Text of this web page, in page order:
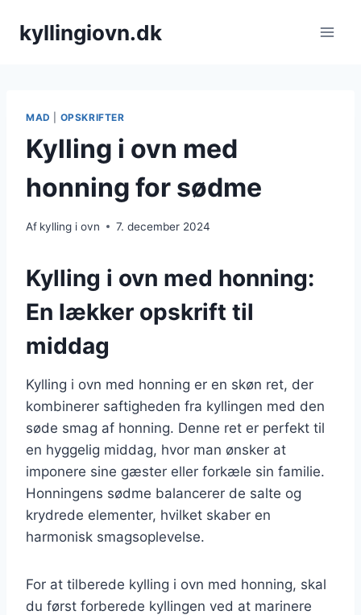
kyllingiovn.dk
MAD OPSKRIFTER
Kylling i ovn med
honning for sødme
Af kylling i ovn 7. december 2024
Kylling i ovn med honning:
En lækker opskrift til
middag
Kylling i ovn med honning er en skøn ret, der
kombinerer saftigheden fra kyllingen med den
søde smag af honning. Denne ret er perfekt til
en hyggelig middag, hvor man ønsker at
imponere sine gæster eller forkæle sin familie.
Honningens sødme balancerer de salte og
krydrede elementer, hvilket skaber en
harmonisk smagsoplevelse.
For at tilberede kylling i ovn med honning, skal
du først forberede kyllingen ved at marinere